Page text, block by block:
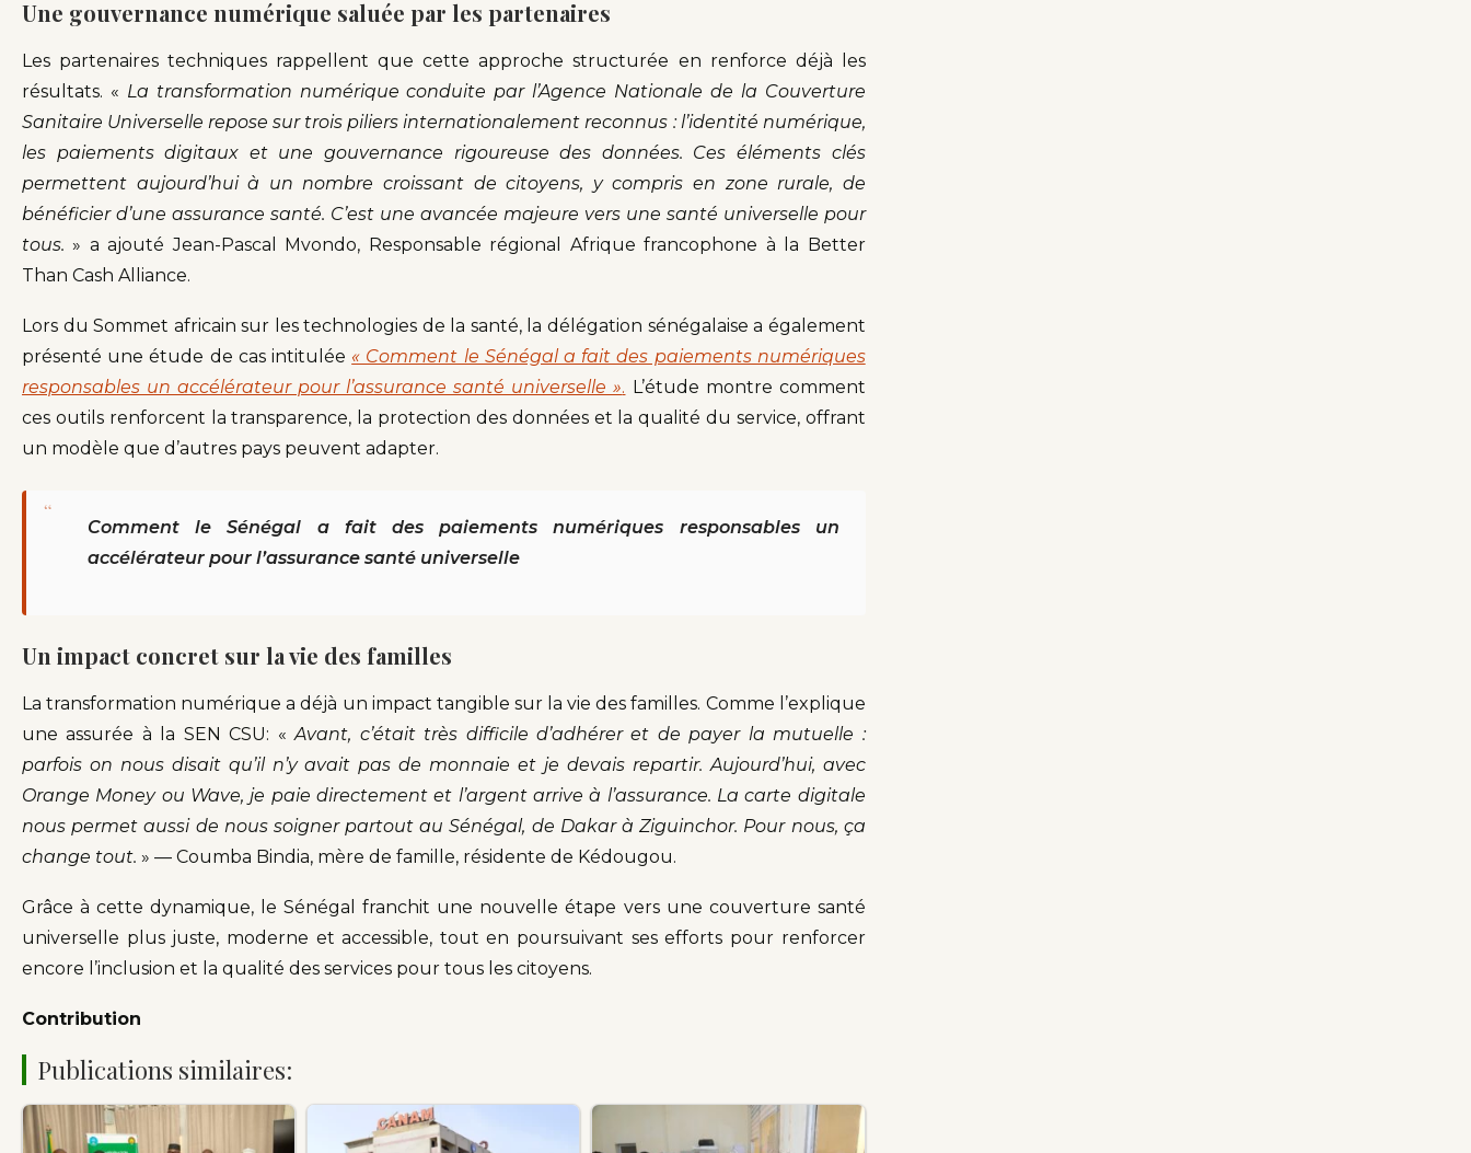
Une gouvernance numérique saluée par les partenaires
Les partenaires techniques rappellent que cette approche structurée en renforce déjà les
résultats. « La transformation numérique conduite par l’Agence Nationale de la Couverture
Sanitaire Universelle repose sur trois piliers internationalement reconnus : l’identité numérique,
les paiements digitaux et une gouvernance rigoureuse des données. Ces éléments clés
permettent aujourd’hui à un nombre croissant de citoyens, y compris en zone rurale, de
bénéficier d’une assurance santé. C’est une avancée majeure vers une santé universelle pour
tous.» a ajouté Jean-Pascal Mvondo, Responsable régional Afrique francophone à la Better
Than Cash Alliance.
Lors du Sommet africain sur les technologies de la santé, la délégation sénégalaise a également
présenté une étude de cas intitulée « Comment le Sénégal a fait des paiements numériques
responsables un accélérateur pour l’assurance santé universelle ». L’étude montre comment
ces outils renforcent la transparence, la protection des données et la qualité du service, offrant
un modèle que d’autres pays peuvent adapter.
“
Comment le Sénégal a fait des paiements numériques responsables un
accélérateur pour l’assurance santé universelle
Un impact concret sur la vie des familles
La transformation numérique a déjà un impact tangible sur la vie des familles. Comme l’explique
une assurée à la SEN CSU: «Avant, c’était très difficile d’adhérer et de payer la mutuelle :
parfois on nous disait qu’il n’y avait pas de monnaie et je devais repartir. Aujourd’hui, avec
Orange Money ou Wave, je paie directement et l’argent arrive à l’assurance. La carte digitale
nous permet aussi de nous soigner partout au Sénégal, de Dakar à Ziguinchor. Pour nous, ça
change tout. » — Coumba Bindia, mère de famille, résidente de Kédougou.
Grâce à cette dynamique, le Sénégal franchit une nouvelle étape vers une couverture santé
universelle plus juste, moderne et accessible, tout en poursuivant ses efforts pour renforcer
encore l’inclusion et la qualité des services pour tous les citoyens.
Contribution
Publications similaires: